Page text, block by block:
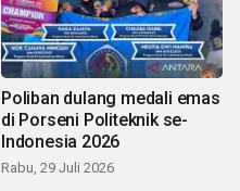
Poliban dulang medali emas
di Porseni Politeknik se-
Indonesia 2026
Rabu, 29 Juli 2026